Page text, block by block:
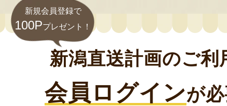
新規会員登録で
100Pプレゼント！
新潟直送計画のご利
会員ログインが